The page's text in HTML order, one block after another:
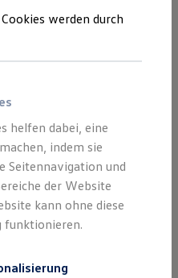
Vordersitze sind manuell
sind auch die
vorderen Sitzen
Vordersitz gibt es
sowie eine
sind Kindersitzverankerung
werden durch
helfen dabei, eine
indem sie
Seitennavigation und
der Website
kann ohne diese
funktionieren.